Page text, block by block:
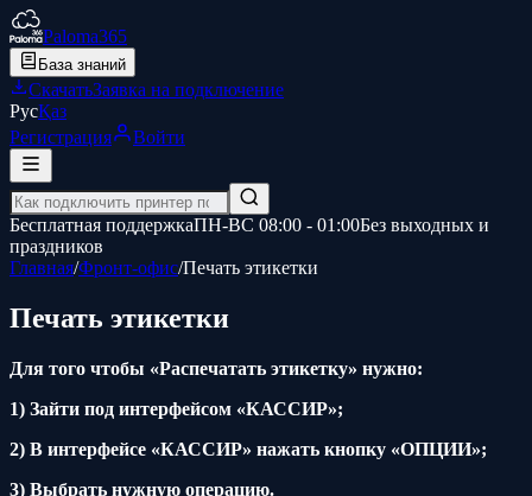
Paloma365
База знаний
СкачатьЗаявка на подключение
РусҚаз
Регистрация
Войти
Бесплатная поддержкаПН-ВС 08:00 - 01:00Без выходных и
праздников
Главная/Фронт-офис/Печать этикетки
Печать этикетки
Для того чтобы «Распечатать этикетку» нужно:
1) Зайти под интерфейсом «КАССИР»;
2) В интерфейсе «КАССИР» нажать кнопку «ОПЦИИ»;
3) Выбрать нужную операцию.